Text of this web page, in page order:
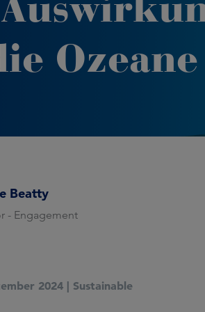
Ozeane
Beatty
- Engagement
2024 | Sustainable